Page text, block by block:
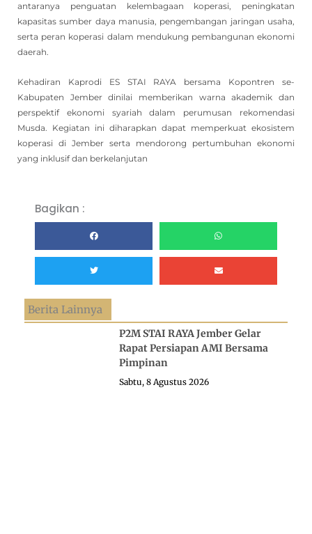
antaranya penguatan kelembagaan koperasi, peningkatan
kapasitas sumber daya manusia, pengembangan jaringan usaha,
serta peran koperasi dalam mendukung pembangunan ekonomi
daerah.
Kehadiran Kaprodi ES STAI RAYA bersama Kopontren se-
Kabupaten Jember dinilai memberikan warna akademik dan
perspektif ekonomi syariah dalam perumusan rekomendasi
Musda. Kegiatan ini diharapkan dapat memperkuat ekosistem
koperasi di Jember serta mendorong pertumbuhan ekonomi
yang inklusif dan berkelanjutan
Bagikan :
Berita Lainnya
P2M STAI RAYA Jember Gelar
Rapat Persiapan AMI Bersama
Pimpinan
Sabtu, 8 Agustus 2026